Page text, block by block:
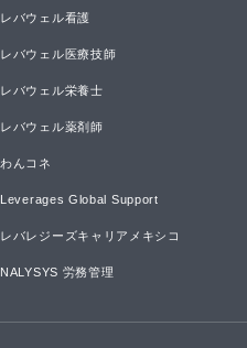
レバウェル看護
レバウェル医療技師
レバウェル栄養士
レバウェル薬剤師
わんコネ
Leverages Global Support
レバレジーズキャリアメキシコ
NALYSYS 労務管理